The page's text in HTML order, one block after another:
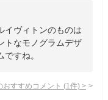
イヴィトンのものは
なモノグラムデザ
すね。
おすすめコメント (1 件) >